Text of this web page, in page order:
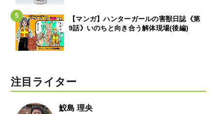
【マンガ】ハンターガールの害獣日誌《第
9話》いのちと向き合う解体現場(後編)
注目ライター
鮫島 理央